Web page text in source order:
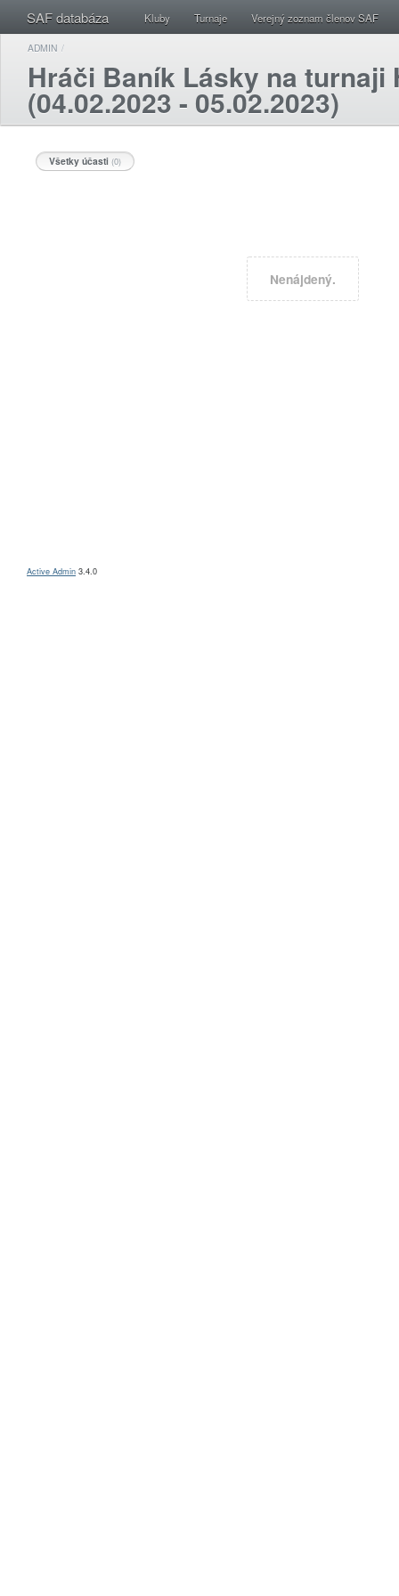
SAF databáza Kluby Turnaje Verejný zoznam členov SAF
ADMIN /
Hráči Baník Lásky na turnaji
(04.02.2023 - 05.02.2023)
Všetky účasti (0)
Nenájdený.
Active Admin 3.4.0